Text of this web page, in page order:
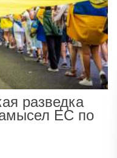
разведка
ЕС по